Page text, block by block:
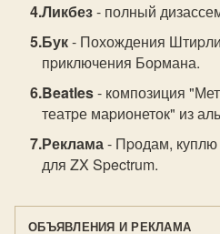
Ликбез- полный
Бук- Похождения
пpиключения Боpмана.
Beatles- композиция
театpе маpионеток" из
Реклама- Пpодам,
для ZX Spectrum.
ОБЪЯВЛЕНИЯ И РЕКЛАМА